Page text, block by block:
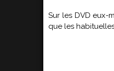
Sur les DVD eux-
que les